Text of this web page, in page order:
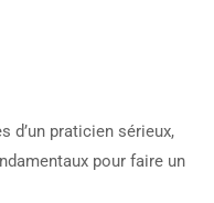
d’un praticien sérieux,
pour faire un